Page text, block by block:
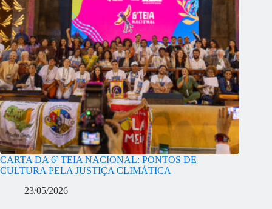
CARTA DA 6ª TEIA NACIONAL: PONTOS DE
CULTURA PELA JUSTIÇA CLIMÁTICA
23/05/2026